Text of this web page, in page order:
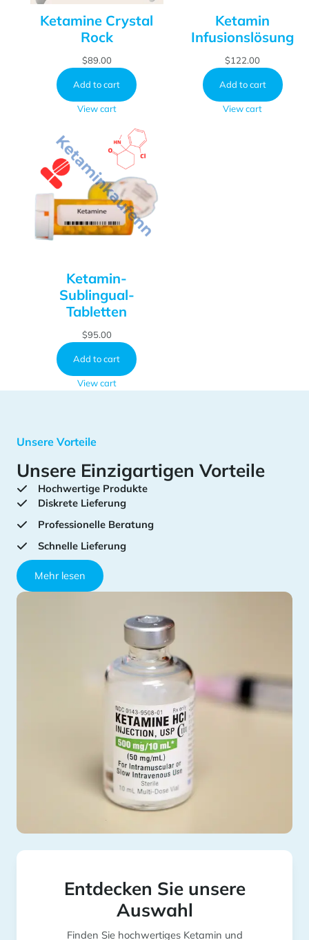
Ketamine Crystal
Rock
$89.00
Add to cart
View cart
Ketamin
Infusionslösung
$122.00
Add to cart
View cart
Ketamin-
Sublingual-
Tabletten
$95.00
Add to cart
View cart
Unsere Vorteile
Unsere Einzigartigen Vorteile
Hochwertige Produkte
Diskrete Lieferung
Professionelle Beratung
Schnelle Lieferung
Mehr lesen
Entdecken Sie unsere
Auswahl
Finden Sie hochwertiges Ketamin und